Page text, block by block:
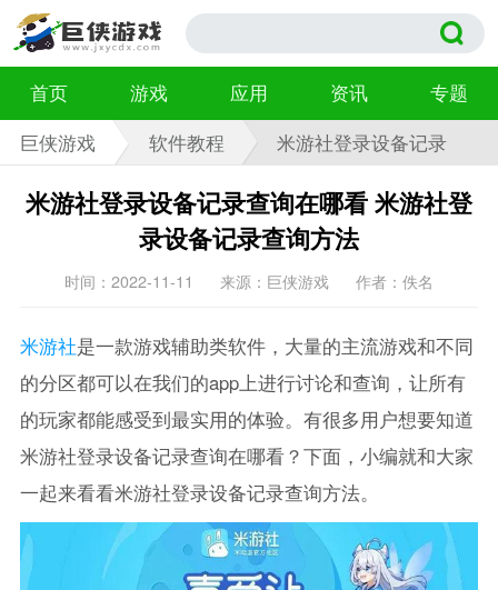
首页 游戏 应用 资讯
专题
巨侠游戏
软件教程
米游社登录设备记录
查询在哪看
米游社登录设备记录查询在哪看 米游社登
录设备记录查询方法
时间：2022-11-11 来源：巨侠游戏 作者：佚名
米游社是一款游戏辅助类软件，大量的主流游戏和不同
的分区都可以在我们的app上进行讨论和查询，让所有
的玩家都能感受到最实用的体验。有很多用户想要知道
米游社登录设备记录查询在哪看？下面，小编就和大家
一起来看看米游社登录设备记录查询方法。